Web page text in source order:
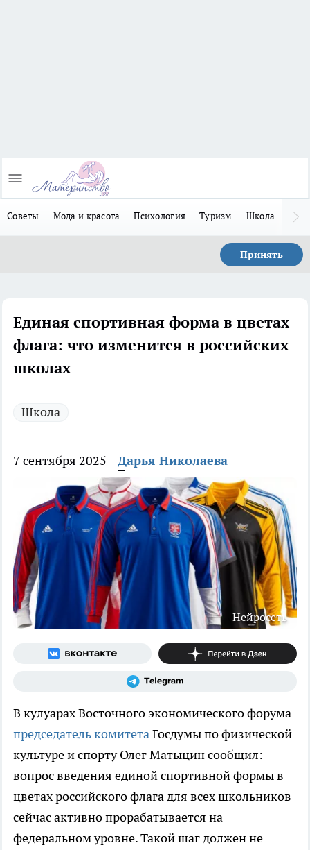
Советы Мода и красота Психология Туризм Школа
Принять
Единая спортивная форма в цветах
флага: что изменится в российских
школах
Школа
7 сентября 2025 Дарья Николаева
Нейросеть
В кулуарах Восточного экономического форума
председатель комитетаГосдумы по физической
культуре и спорту Олег Матыцин сообщил:
вопрос введения единой спортивной формы в
цветах российского флага для всех школьников
сейчас активно прорабатывается на
федеральном уровне. Такой шаг должен не